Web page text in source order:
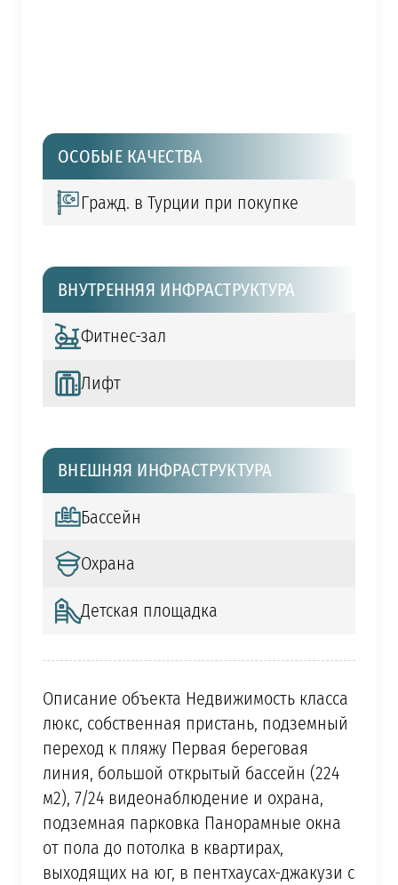
ОСОБЫЕ КАЧЕСТВА
Гражд. в Турции при покупке
ВНУТРЕННЯЯ ИНФРАСТРУКТУРА
Фитнес-зал
Лифт
ВНЕШНЯЯ ИНФРАСТРУКТУРА
Бассейн
Охрана
Детская площадка
Описание объекта Недвижимость класса
люкс, собственная пристань, подземный
переход к пляжу Первая береговая
линия, большой открытый бассейн (224
м2), 7/24 видеонаблюдение и охрана,
подземная парковка Панорамные окна
от пола до потолка в квартирах,
выходящих на юг, в пентхаусах-джакузи с